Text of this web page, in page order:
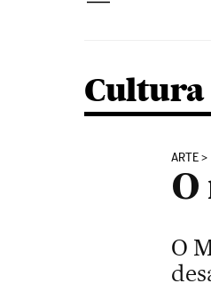
Cultura
ARTE
O
O